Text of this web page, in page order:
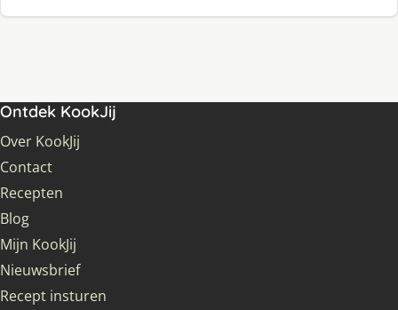
Ontdek KookJij
Over KookJij
Contact
Recepten
Blog
Mijn KookJij
Nieuwsbrief
Recept insturen